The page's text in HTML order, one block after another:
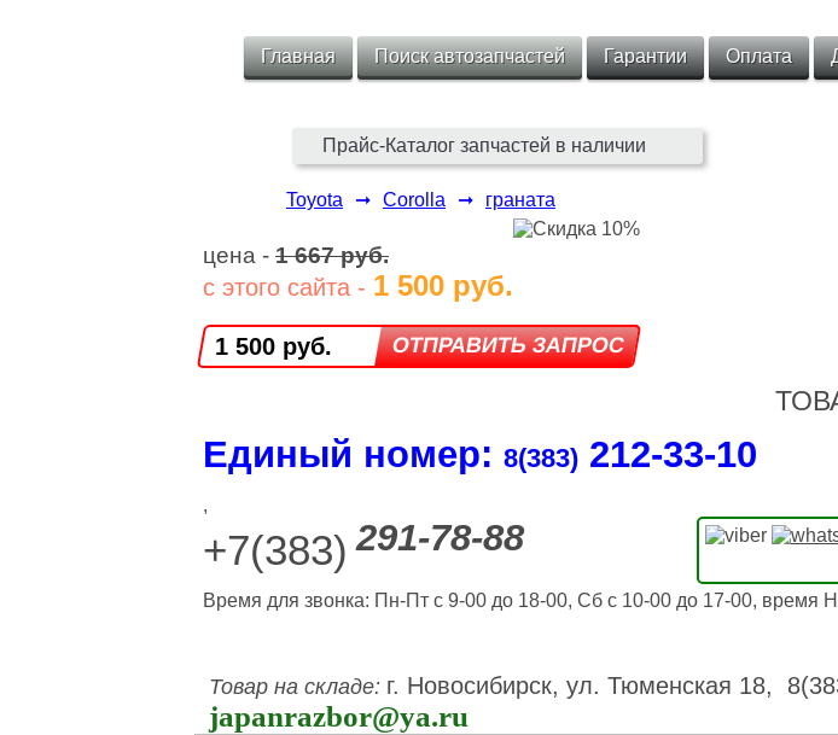
Главная Поиск автозапчастей Гарантии Оплата
Прайс-Каталог запчастей в наличии
Toyota ➞ Corolla ➞ граната
цена - 1 667 руб.
с этого сайта - 1 500 руб.
1 500 руб.
Единый номер: 8(383) 212‑33‑10
,
+7(383) 291-78-88
Время для звонка: Пн-Пт с 9-00 до 18-00, Сб с 10-00 до 17-00, время
Товар на складе: г. Новосибирск, ул. Тюменская 18,
japanrazbor@ya.ru